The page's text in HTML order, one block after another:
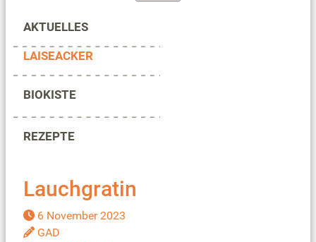
AKTUELLES
LAISEACKER
BIOKISTE
REZEPTE
Lauchgratin
6 November 2023
GAD